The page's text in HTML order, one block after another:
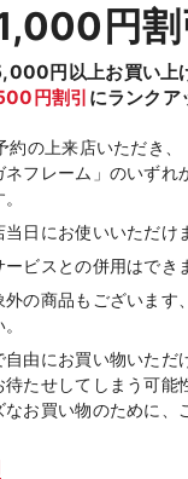
円割
円以上お買い上
円割引 にランクア
約の上来店いただき
ネフレーム」のいずれ
日にお使いいただけ
ビスとの併用はでき
外の商品もございます
自由にお買い物いただ
待たせしてしまう可能
なお買い物のために、